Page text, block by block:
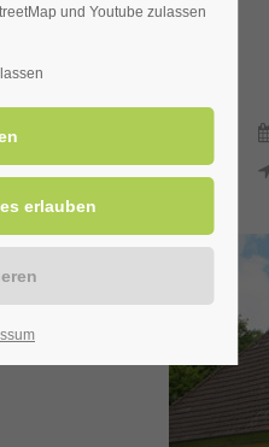
und Youtube zulassen